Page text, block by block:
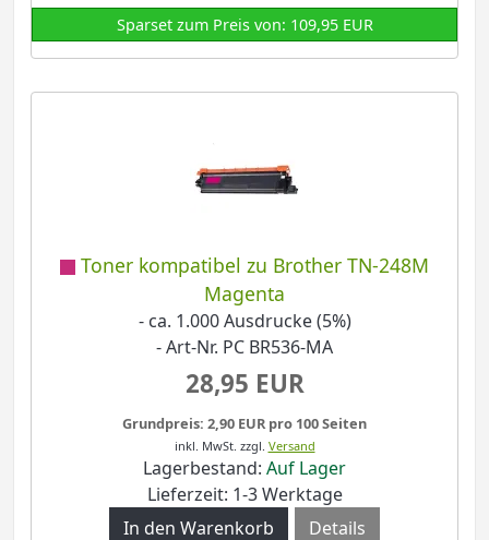
Sparset zum Preis von: 109,95 EUR
Toner kompatibel zu Brother TN-248M
Magenta
- ca. 1.000 Ausdrucke (5%)
- Art-Nr. PC BR536-MA
28,95 EUR
Grundpreis: 2,90 EUR pro 100 Seiten
inkl. MwSt. zzgl. Versand
Lagerbestand: Auf Lager
Lieferzeit: 1-3 Werktage
Details